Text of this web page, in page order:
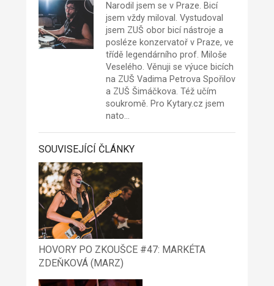
Narodil jsem se v Praze. Bicí
jsem vždy miloval. Vystudoval
jsem ZUŠ obor bicí nástroje a
posléze konzervatoř v Praze, ve
třídě legendárního prof. Miloše
Veselého. Věnuji se výuce bicích
na ZUŠ Vadima Petrova Spořilov
a ZUŠ Šimáčkova. Též učím
soukromě. Pro Kytary.cz jsem
nato…
SOUVISEJÍCÍ ČLÁNKY
HOVORY PO ZKOUŠCE #47: MARKÉTA
ZDEŇKOVÁ (MARZ)